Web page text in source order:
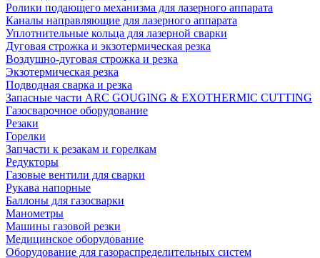
Ролики подающего механизма для лазерного аппарата
Каналы направляющие для лазерного аппарата
Уплотнительные кольца для лазерной сварки
Дуговая строжка и экзотермическая резка
Воздушно-дуговая строжка и резка
Экзотермическая резка
Подводная сварка и резка
Запасные части ARC GOUGING & EXOTHERMIC CUTTING
Газосварочное оборудование
Резаки
Горелки
Запчасти к резакам и горелкам
Редукторы
Газовые вентили для сварки
Рукава напорные
Баллоны для газосварки
Манометры
Машины газовой резки
Медицинское оборудование
Оборудование для газораспределительных систем